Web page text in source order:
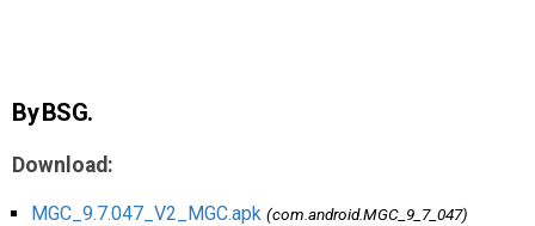
By BSG.
Download:
MGC_9.7.047_V2_MGC.apk (com.android.MGC_9_7_047)